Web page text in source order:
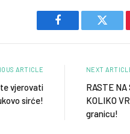
Facebook
ARTICLE
vjerovati
sirće!
NEXT
RASTE
KOLIKO
granicu!